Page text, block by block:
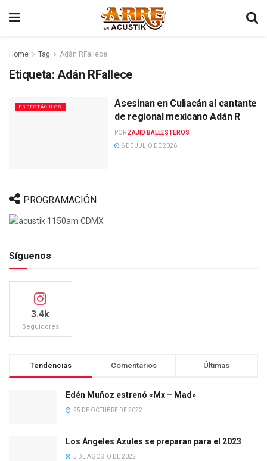
Home Tag Adán RFallece
Etiqueta: Adán RFallece
ESPECTÁCULOS
Asesinan en Culiacán al cantante
de regional mexicano Adán R
POR ZAJID BALLESTEROS
6 DE JULIO DE 2026
PROGRAMACIÓN
Síguenos
3.4k
Seguidores
Tendencias Comentarios Últimas
Edén Muñoz estrenó «Mx – Mad»
25 DE OCTUBRE DE 2022
Los Ángeles Azules se preparan para el 2023
5 DE AGOSTO DE 2022